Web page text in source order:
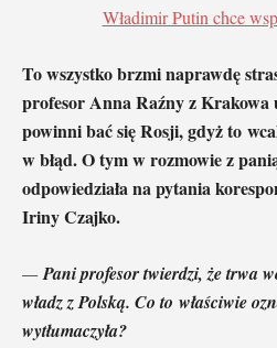
Władimir Putin chce
To wszystko brzmi naprawdę
profesor Anna Raźny z Krakowa
powinni bać się Rosji, gdyż to
w błąd. O tym w rozmowie z
odpowiedziała na pytania
Iriny Czajko.
—Pani profesor twierdzi, że trwa
władz z Polską. Co to właściwie
wytłumaczyła?